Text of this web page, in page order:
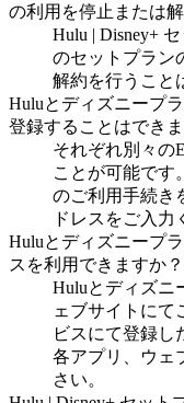
の利用を停止または
Hulu | Disney+
のセットプラン
解約を行うこと
Huluとディズニープ
登録することはでき
それぞれ別々の
ことが可能です
のご利用手続き
ドレスをご入力
Huluとディズニープ
スを利用できますか？
Huluとディズニ
ェブサイトにて
ビスにて登録し
各アプリ、ウェ
さい。